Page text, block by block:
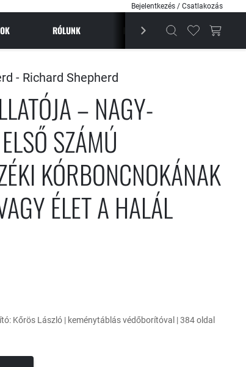
Bejelentkezés / Csatlakozás
RÓLUNK BESTSELLEREK MAGAZIN
- Richard Shepherd
– NAGY-
SZÁMÚ
KÓRBONCNOKÁNAK
ÉLET A HALÁL
Kőrös László | keménytáblás védőborítóval | 384 oldal